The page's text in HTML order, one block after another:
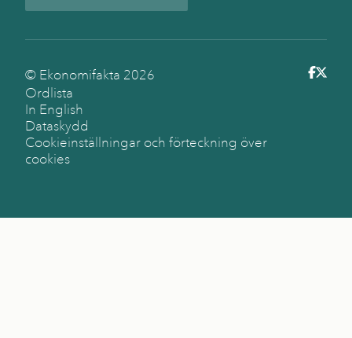
© Ekonomifakta 2026
Ordlista
In English
Dataskydd
Cookieinställningar och förteckning över
cookies